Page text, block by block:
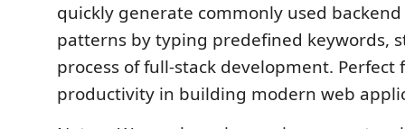
quickly generate commonly used
patterns by typing predefined keywords,
process of full-stack development. Perfect
productivity in building modern web